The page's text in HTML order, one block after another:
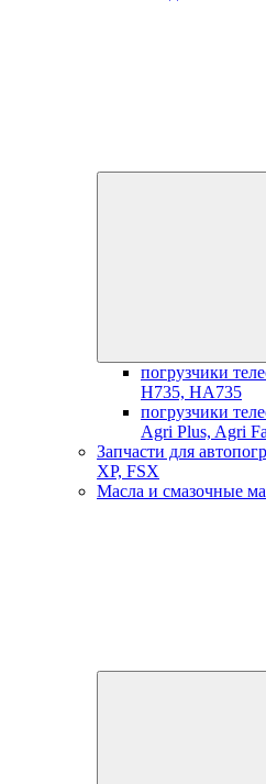
погрузчики
H735, HA735
погрузчики
Agri Plus, Agri
Запчасти для
XP, FSX
Масла и смазочные